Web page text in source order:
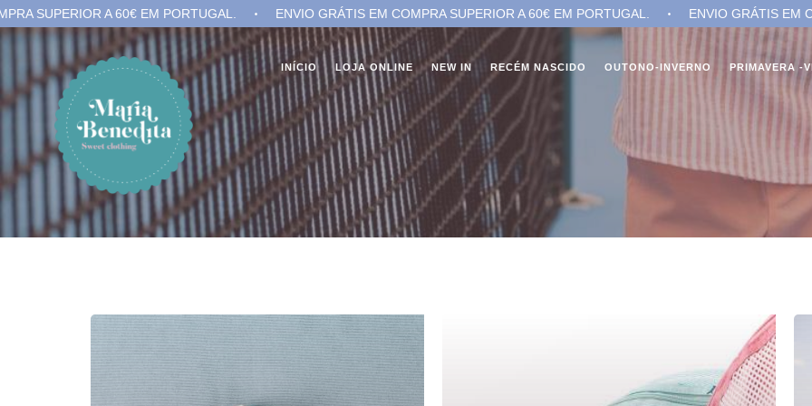
A 60€ EM PORTUGAL. ENVIO GRÁTIS EM COMPRA SUPERIOR A 60€ EM PORTUGAL. ENVIO GRÁTIS EM COMPRA
INÍCIO LOJA ONLINE NEW IN RECÉM NASCIDO OUTONO-INVERNO PRIMAVERA -